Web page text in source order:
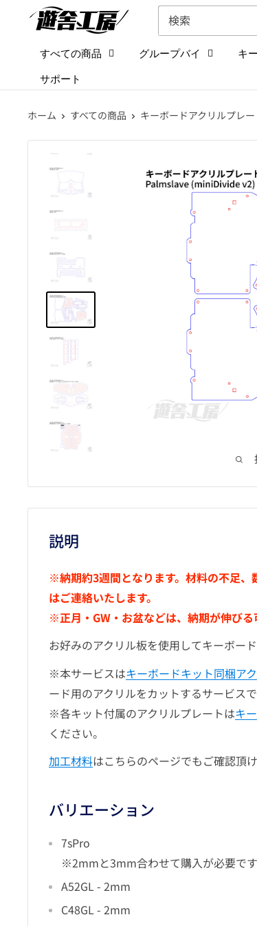
ツ
遊
舎
シ
ョ
すべての商品 グループバイ キ
サポート
ホーム すべての商品 キーボードアクリルプレー
説明
※納期約3週間となります。材料の不足
はご連絡いたします。
※正月・GW・お盆などは、納期が伸びる
お好みのアクリル板を使用してキーボー
※本サービスはキーボードキット同梱ア
ード用のアクリルをカットするサービスで
※各キット付属のアクリルプレートはキ
ください。
加工材料はこちらのページでもご確認頂け
バリエーション
7sPro
※2mmと3mm合わせて購入が必要です
A52GL - 2mm
C48GL - 2mm